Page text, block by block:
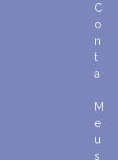
C
o
n
t
a
M
e
u
s